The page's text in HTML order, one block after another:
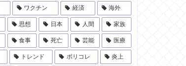
ワクチン 経済 海外
思想 日本 人間 家族
食事 死亡 芸能 医療
トレンド ポリコレ 炎上